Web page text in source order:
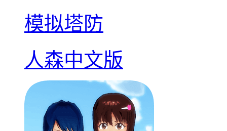
模拟塔防
人森中文版